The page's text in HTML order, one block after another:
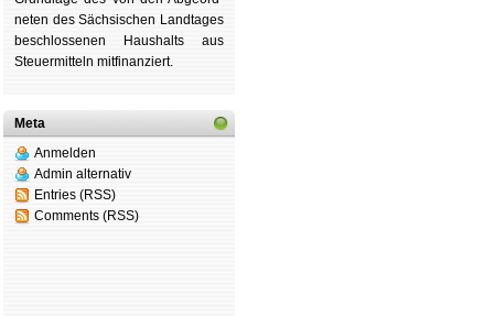
ne­ten des Säch­si­schen Land­tages
be­schlos­se­nen Haus­halts aus
Steu­er­mitteln mit­fi­nan­ziert.
Meta
Anmelden
Admin alternativ
Entries (RSS)
Comments (RSS)